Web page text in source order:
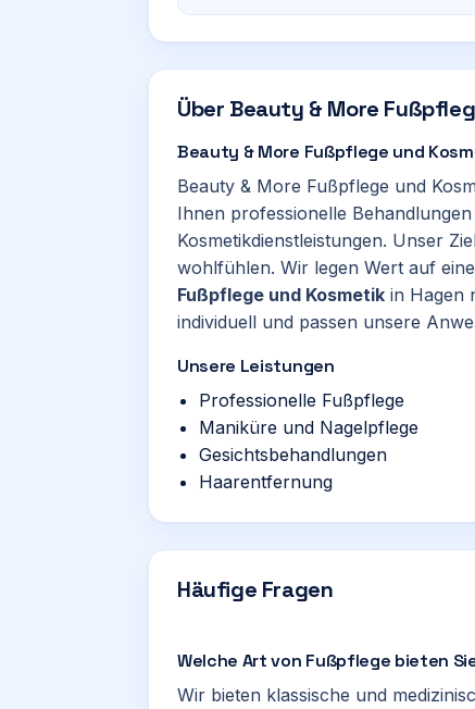
Über Beauty & More
Beauty & More Fußpflege und
Beauty & More Fußpflege und
Ihnen professionelle
Kosmetikdienstleistungen. Unser
wohlfühlen. Wir legen Wert auf
Fußpflege und Kosmetik in Hagen
individuell und passen unsere
Unsere Leistungen
Professionelle Fußpflege
Maniküre und Nagelpflege
Gesichtsbehandlungen
Haarentfernung
Häufige Fragen
Welche Art von Fußpflege bieten
Wir bieten klassische und